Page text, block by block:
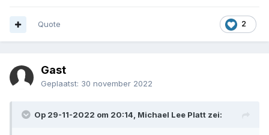
2
Quote
Gast
Geplaatst: 30 november 2022
Op 29-11-2022 om 20:14, Michael Lee Platt zei: